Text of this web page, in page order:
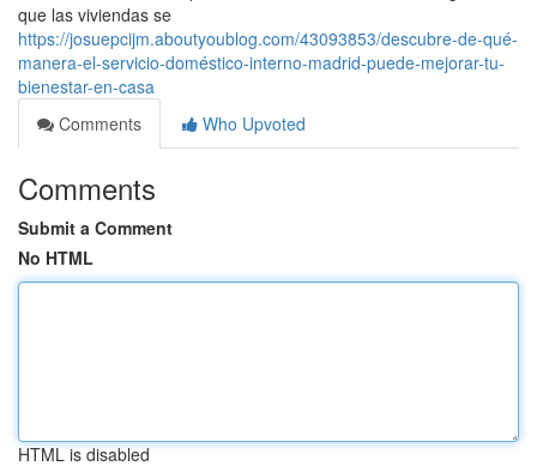
que las viviendas se
https://josuepcijm.aboutyoublog.com/43093853/descubre-de-qué-
manera-el-servicio-doméstico-interno-madrid-puede-mejorar-tu-
bienestar-en-casa
Comments
Who Upvoted
Comments
Submit a Comment
No HTML
HTML is disabled